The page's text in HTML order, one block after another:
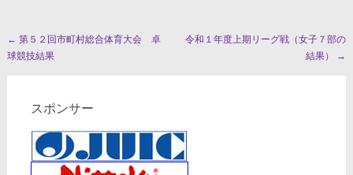
投
稿
← 第５２回市町村総合体育大会 卓
球競技結果
令和１年度上期リーグ戦（女子７部の
結果）
→
スポンサー